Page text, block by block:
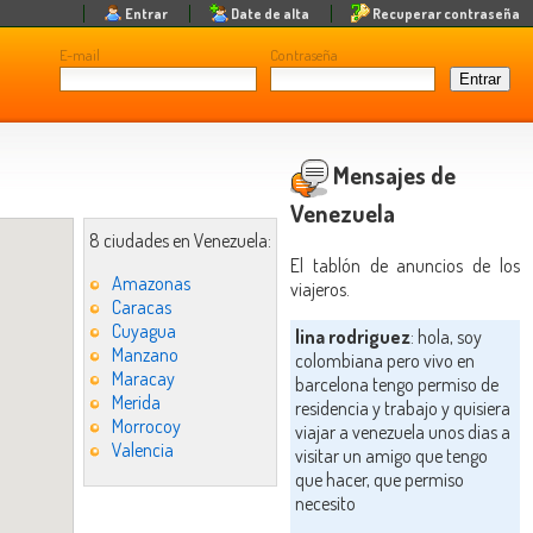
E-mail Contraseña
Entrar Date de alta Recuperar contraseña
8 ciudades en Venezuela:
Amazonas
Caracas
Cuyagua
Manzano
Maracay
Merida
Morrocoy
Valencia
Mensajes de
Venezuela
El tablón de anuncios de los
viajeros.
lina rodriguez: hola, soy
colombiana pero vivo en
barcelona tengo permiso de
residencia y trabajo y quisiera
viajar a venezuela unos dias a
visitar un amigo que tengo
que hacer, que permiso
necesito